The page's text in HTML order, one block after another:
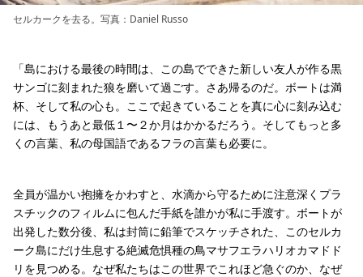
セルカークを去る。写真：Daniel Russo
「島における最後の時間は、この島でできた新しい友人が作る黒
サンゴに刻まれた狼を磨いて過ごす。さあ帰るのだ。ボートは満
杯、そして私の心も。ここで起きていることを真に心に刻み込む
には、もうあと最低１〜２か月はかかるだろう。そしてもっと多
くの言葉、私の母国語であるフラの言葉も必要に。
全員が温かい抱擁をかわすと、水滴から守るために注意深くプラ
スチックのフィルムに包んだ手紙を誰かが私に手渡す。ボートが
出発した数分後、私は封筒に鉛筆でスケッチされた、このセルカ
ーク島にだけ生息する絶滅危惧種の鳥マサフエラハリオカマドド
リを見つめる。なぜ私たちはこの世界でこれほど急ぐのか、なぜ